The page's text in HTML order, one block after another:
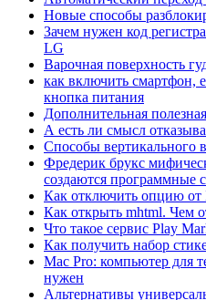
Новые способы
Зачем нужен код
LG
Варочная поверхность
как включить смартфон,
кнопка питания
Дополнительная
А есть ли смысл
Способы вертикального
Фредерик брукс
создаются программные
Как отключить опцию
Как открыть mhtml. Чем
Что такое сервис Play
Как получить набор
Mac Pro: компьютер для
нужен
Альтернативы